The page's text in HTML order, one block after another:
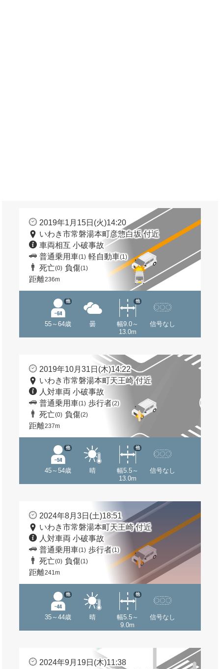
2019年1月15日(火)14:20
いわき市常磐湯本町彦惣白坂 付近
車両相互 小破事故
普通乗用車(1) 軽自動車(1)
死亡(0) 負傷(1)
距離236m
55～64歳
他
曇
幅9.0～
13.0m
他
信号なし
2019年10月31日(木)14:22
いわき市常磐湯本町天王崎 付近
人対車両 小破事故
普通乗用車(1) 歩行者(2)
死亡(0) 負傷(2)
距離237m
45～54歳
他
晴
幅5.5～
13.0m
他
信号なし
2024年8月3日(土)18:51
いわき市常磐湯本町天王崎 付近
人対車両 小破事故
普通乗用車(1) 歩行者(1)
死亡(0) 負傷(1)
距離241m
35～44歳
他
晴
幅5.5～
9.0m
他
信号なし
2024年9月19日(木)11:38